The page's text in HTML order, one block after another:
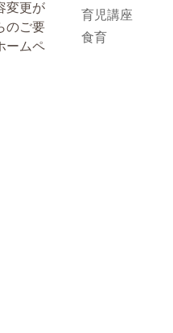
変更が
のご要
ームペ
育児講座
食育